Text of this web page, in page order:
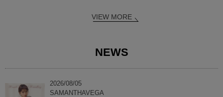
VIEW MORE
NEWS
2026/08/05
SAMANTHAVEGA